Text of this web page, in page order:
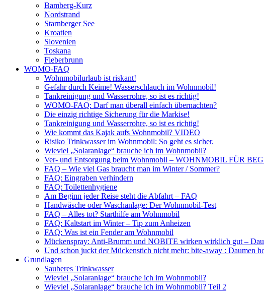
Bamberg-Kurz
Nordstrand
Starnberger See
Kroatien
Slovenien
Toskana
Fieberbrunn
WOMO-FAQ
Wohnmobilurlaub ist riskant!
Gefahr durch Keime! Wasserschlauch im Wohnmobil!
Tankreinigung und Wasserrohre, so ist es richtig!
WOMO-FAQ: Darf man überall einfach übernachten?
Die einzig richtige Sicherung für die Markise!
Tankreinigung und Wasserrohre, so ist es richtig!
Wie kommt das Kajak aufs Wohnmobil? VIDEO
Risiko Trinkwasser im Wohnmobil: So geht es sicher.
Wieviel „Solaranlage“ brauche ich im Wohnmobil?
Ver- und Entsorgung beim Wohnmobil – WOHNMOBIL FÜR
FAQ – Wie viel Gas braucht man im Winter / Sommer?
FAQ: Eingraben verhindern
FAQ: Toilettenhygiene
Am Beginn jeder Reise steht die Abfahrt – FAQ
Handwäsche oder Waschanlage: Der Wohnmobil-Test
FAQ – Alles tot? Starthilfe am Wohnmobil
FAQ: Kaltstart im Winter – Tip zum Anheizen
FAQ: Was ist ein Fender am Wohnmobil
Mückenspray: Anti-Brumm und NOBITE wirken wirklich gut –
Und schon juckt der Mückenstich nicht mehr: bite-away : Daumen
Grundlagen
Sauberes Trinkwasser
Wieviel „Solaranlage“ brauche ich im Wohnmobil?
Wieviel „Solaranlage“ brauche ich im Wohnmobil? Teil 2